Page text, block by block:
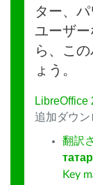
ター、
ユーザー
ら、こ
ょう。
LibreOffice
追加ダウン
翻訳
Key